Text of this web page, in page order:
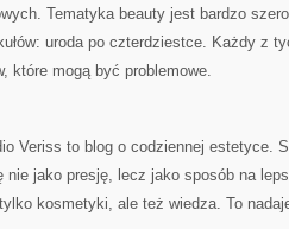
Tematyka beauty jest bardzo
uroda po czterdziestce. Każdy z
które mogą być problemowe.
Veriss to blog o codziennej estetyce.
nie jako presję, lecz jako sposób na
kosmetyki, ale też wiedza. To